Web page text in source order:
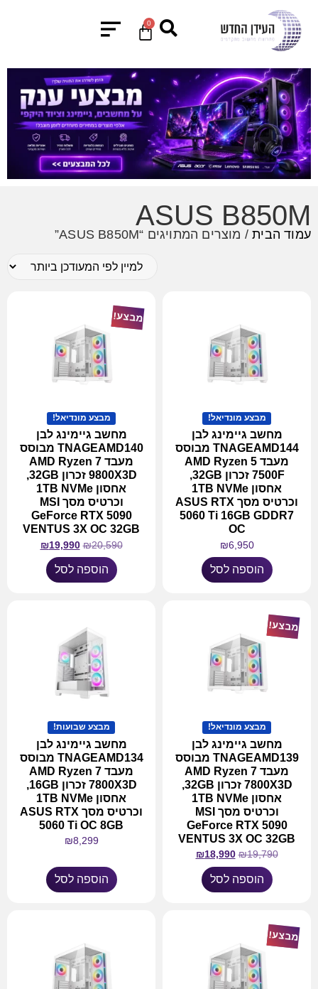
0
ASUS B850M
עמוד הבית/ מוצרים המתויגים “ASUS B850M”
מבצע מונדיאל!
מחשב גיימינג לבן
TNAGEAMD144 מבוסס
מעבד AMD Ryzen 5
7500F זכרון 32GB,
אחסון 1TB NVMe
וכרטיס מסך ASUS RTX
5060 Ti 16GB GDDR7
OC
₪6,950
הוספה לסל
מבצע!
מבצע מונדיאל!
מחשב גיימינג לבן
TNAGEAMD140 מבוסס
מעבד AMD Ryzen 7
9800X3D זכרון 32GB,
אחסון 1TB NVMe
וכרטיס מסך MSI
GeForce RTX 5090
VENTUS 3X OC 32GB
₪20,590
₪19,990
הוספה לסל
מבצע!
מבצע מונדיאל!
מחשב גיימינג לבן
TNAGEAMD139 מבוסס
מעבד AMD Ryzen 7
7800X3D זכרון 32GB,
אחסון 1TB NVMe
וכרטיס מסך MSI
GeForce RTX 5090
VENTUS 3X OC 32GB
₪19,790
₪18,990
הוספה לסל
מבצע שבועות!
מחשב גיימינג לבן
TNAGEAMD134 מבוסס
מעבד AMD Ryzen 7
7800X3D זכרון 16GB,
אחסון 1TB NVMe
וכרטיס מסך ASUS RTX
5060 Ti OC 8GB
₪8,299
הוספה לסל
מבצע!